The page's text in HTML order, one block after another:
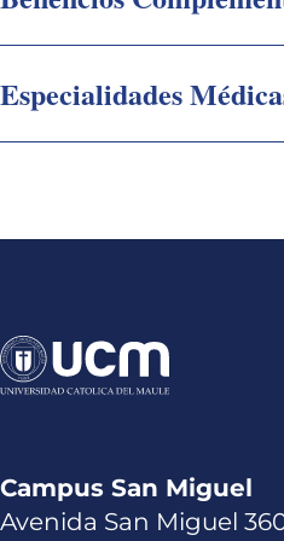
Especialidades
Campus San Miguel
Avenida San Miguel